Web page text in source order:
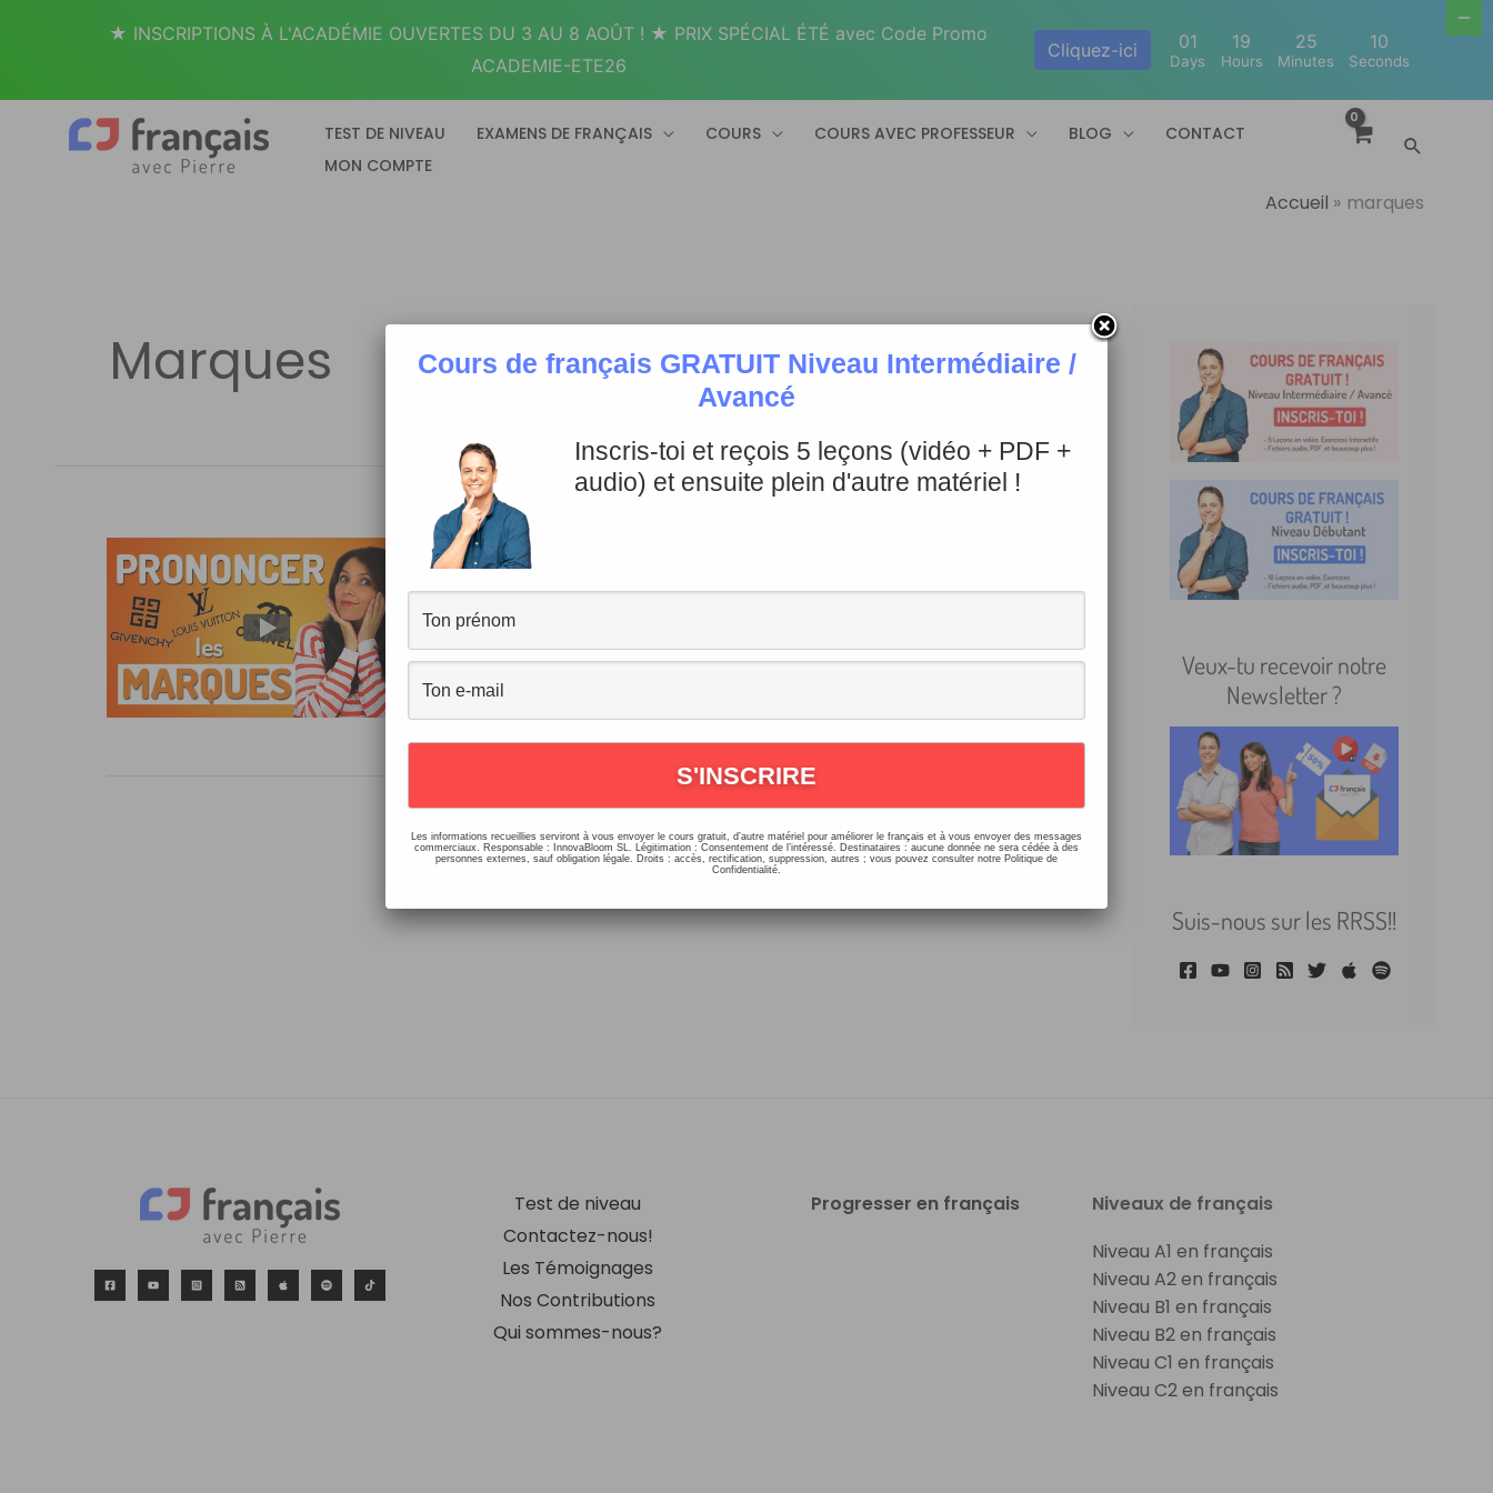
TEST DE NIVEAU EXAMENS DE FRANÇAIS COURS COURS AVEC PROFESSEUR BLOG
CONTACT
MON COMPTE
Accueil marques
Marques
Prononcer les marques françaises
20 commentaires
Sais-tu comment prononcer les marques françaises correctement ?
Comment on prononce Louis Vuitton, Citroën ou Longchamp ? Ce
n’est pas toujours facile ! Dans cette […]
Veux-tu recevoir notre
Newsletter ?
Suis-nous sur les RRSS!!
Test de niveau
Contactez-nous!
Les Témoignages
Nos Contributions
Qui sommes-nous?
Progresser en français
Niveaux de français
Niveau A1 en français
Niveau A2 en français
Niveau B1 en français
Niveau B2 en français
Niveau C1 en français
Niveau C2 en français
Cours de français GRATUIT Niveau Intermédiaire /
Avancé
Inscris-toi et reçois 5 leçons (vidéo + PDF +
audio) et ensuite plein d'autre matériel !
Les informations recueillies serviront à vous envoyer le cours gratuit, d’autre matériel pour améliorer le français et à vous envoyer des messages
commerciaux. Responsable : InnovaBloom SL. Légitimation : Consentement de l’intéressé. Destinataires : aucune donnée ne sera cédée à des
personnes externes, sauf obligation légale. Droits : accès, rectification, suppression, autres ; vous pouvez consulter notre Politique de
Confidentialité.
★ INSCRIPTIONS À L'ACADÉMIE OUVERTES DU 3 AU 8 AOÛT ! ★ PRIX SPÉCIAL ÉTÉ avec Code Promo
ACADEMIE-ETE26
Cliquez-ici 01
Days
19
Hours
25
Minutes
10
Seconds